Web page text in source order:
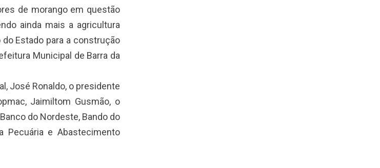
de morango em questão
ainda mais a agricultura
do Estado para a construção
Municipal de Barra da
José Ronaldo, o presidente
Jaimiltom Gusmão, o
do Nordeste, Bando do
Pecuária e Abastecimento